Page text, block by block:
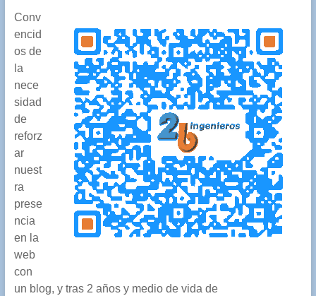
Conv
encid
os de
la
nece
sidad
de
reforz
ar
nuest
ra
prese
ncia
en la
web
con
un blog, y tras 2 años y medio de vida de